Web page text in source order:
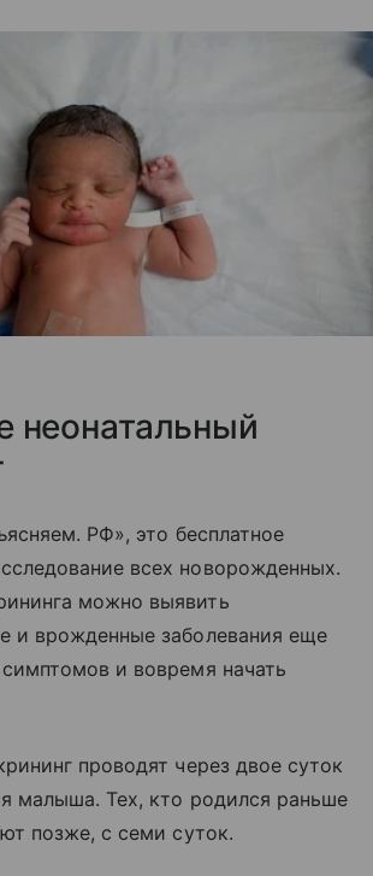
неонатальный
РФ», это бесплатное
всех новорожденных.
можно выявить
и врожденные заболевания еще
и вовремя начать
проводят через двое суток
малыша. Тех, кто родился раньше
позже, с семи суток.